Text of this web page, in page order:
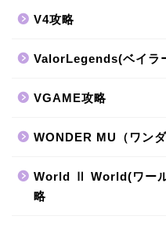
V4攻略
ValorLegends(ベイラ
VGAME攻略
WONDER MU（ワン
World Ⅱ World(ワー
略